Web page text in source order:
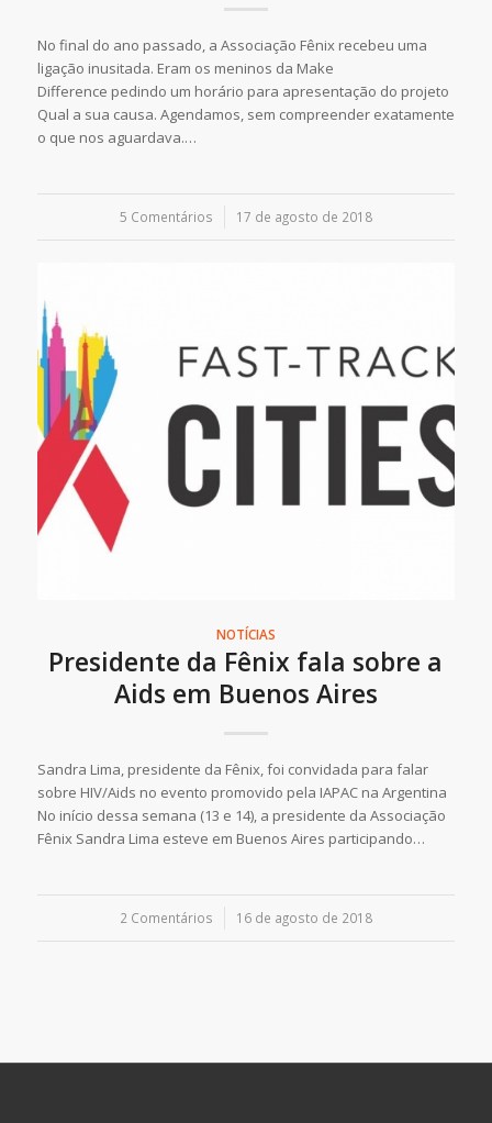
No final do ano passado, a Associação Fênix recebeu uma
ligação inusitada. Eram os meninos da Make
Difference pedindo um horário para apresentação do projeto
Qual a sua causa. Agendamos, sem compreender exatamente
o que nos aguardava.…
5 Comentários
/ 17 de agosto de 2018
NOTÍCIAS
Presidente da Fênix fala sobre a
Aids em Buenos Aires
Sandra Lima, presidente da Fênix, foi convidada para falar
sobre HIV/Aids no evento promovido pela IAPAC na Argentina
No início dessa semana (13 e 14), a presidente da Associação
Fênix Sandra Lima esteve em Buenos Aires participando…
2 Comentários
/ 16 de agosto de 2018